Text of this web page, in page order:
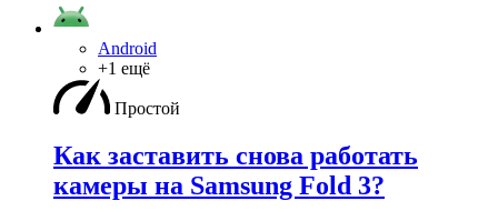
Android
+1 ещё
Простой
Как заставить снова работать
камеры на Samsung Fold 3?